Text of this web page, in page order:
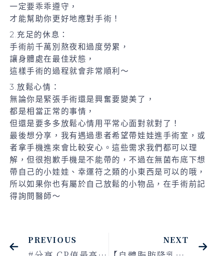
一定要乖乖遵守，
才能幫助你更好地應對手術！
2.充足的休息：
手術前千萬別熬夜和過度勞累，
讓身體處在最佳狀態，
這樣手術的過程就會非常順利～
3.放鬆心情：
無論你是緊張手術還是興奮要變美了，
都是相當正常的事情，
但還是要多多放鬆心情用平常心面對就對了！
最後想分享，我有遇過患者希望帶娃娃進手術室，或
者拿手機進來會比較安心。這些需求我們都可以理
解，但很抱歉手機是不能帶的，不過在無菌布底下想
帶自己的小娃娃、幸運符之類的小東西是可以的哦，
所以如果你也有屬於自己放鬆的小物品，在手術前記
得詢問醫師～
PREVIOUS NEXT